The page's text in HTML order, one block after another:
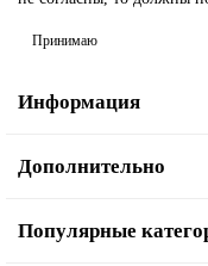
Принимаю
Информация
Дополнительно
Популярные